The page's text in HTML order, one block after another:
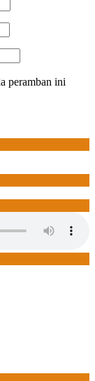
peramban ini